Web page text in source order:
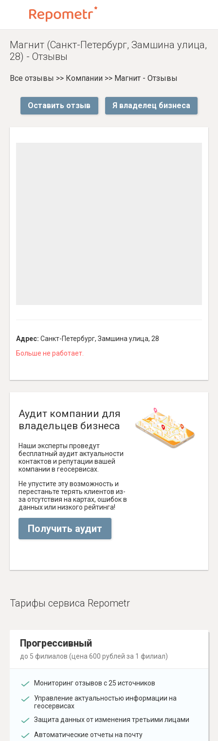
Магнит (Санкт-Петербург, Замшина улица,
28) - Отзывы
Все отзывы >> Компании >> Магнит - Отзывы
Оставить отзыв Я владелец бизнеса
Адрес: Санкт-Петербург, Замшина улица, 28
Больше не работает.
Аудит компании для
владельцев бизнеса
Наши эксперты проведут
бесплатный аудит актуальности
контактов и репутации вашей
компании в геосервисах.
Не упустите эту возможность и
перестаньте терять клиентов из-
за отсутствия на картах, ошибок в
данных или низкого рейтинга!
Получить аудит
Тарифы сервиса Repometr
Прогрессивный
до 5 филиалов (цена 600 рублей за 1 филиал)
Мониторинг отзывов с 25 источников
Управление актуальностью информации на
геосервисах
Защита данных от изменения третьими лицами
Автоматические отчеты на почту